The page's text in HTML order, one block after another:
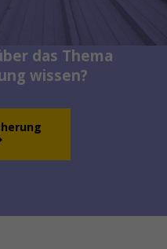
das Thema
wissen?